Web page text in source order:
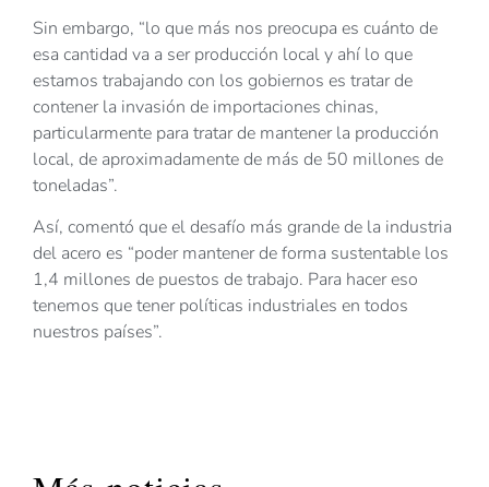
Sin embargo, “lo que más nos preocupa es cuánto de
esa cantidad va a ser producción local y ahí lo que
estamos trabajando con los gobiernos es tratar de
contener la invasión de importaciones chinas,
particularmente para tratar de mantener la producción
local, de aproximadamente de más de 50 millones de
toneladas”.
Así, comentó que el desafío más grande de la industria
del acero es “poder mantener de forma sustentable los
1,4 millones de puestos de trabajo. Para hacer eso
tenemos que tener políticas industriales en todos
nuestros países”.